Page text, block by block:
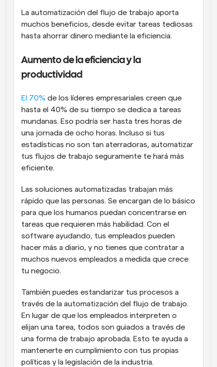
La automatización del flujo de trabajo aporta
muchos beneficios, desde evitar tareas tediosas
hasta ahorrar dinero mediante la eficiencia.
Aumento de la eficiencia y la
productividad
El 70% de los líderes empresariales creen que
hasta el 40% de su tiempo se dedica a tareas
mundanas. Eso podría ser hasta tres horas de
una jornada de ocho horas. Incluso si tus
estadísticas no son tan aterradoras, automatizar
tus flujos de trabajo seguramente te hará más
eficiente.
Las soluciones automatizadas trabajan más
rápido que las personas. Se encargan de lo básico
para que los humanos puedan concentrarse en
tareas que requieren más habilidad. Con el
software ayudando, tus empleados pueden
hacer más a diario, y no tienes que contratar a
muchos nuevos empleados a medida que crece
tu negocio.
También puedes estandarizar tus procesos a
través de la automatización del flujo de trabajo.
En lugar de que los empleados interpreten o
elijan una tarea, todos son guiados a través de
una forma de trabajo aprobada. Esto te ayuda a
mantenerte en cumplimiento con tus propias
políticas y la legislación de la industria.